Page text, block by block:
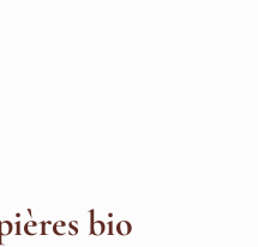
bio